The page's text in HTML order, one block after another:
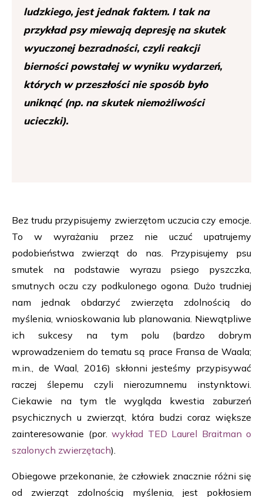
ludzkiego, jest jednak faktem. I tak na
przykład psy miewają depresję na skutek
wyuczonej bezradności, czyli reakcji
bierności powstałej w wyniku wydarzeń,
których w przeszłości nie sposób było
uniknąć (np. na skutek niemożliwości
ucieczki).
Bez trudu przypisujemy zwierzętom uczucia czy emocje.
To w wyrażaniu przez nie uczuć upatrujemy
podobieństwa zwierząt do nas. Przypisujemy psu
smutek na podstawie wyrazu psiego pyszczka,
smutnych oczu czy podkulonego ogona. Dużo trudniej
nam jednak obdarzyć zwierzęta zdolnością do
myślenia, wnioskowania lub planowania. Niewątpliwe
ich sukcesy na tym polu (bardzo dobrym
wprowadzeniem do tematu są prace Fransa de Waala;
m.in., de Waal, 2016) skłonni jesteśmy przypisywać
raczej ślepemu czyli nierozumnemu instynktowi.
Ciekawie na tym tle wygląda kwestia zaburzeń
psychicznych u zwierząt, która budzi coraz większe
zainteresowanie (por. wykład TED Laurel Braitman o
szalonych zwierzętach).
Obiegowe przekonanie, że człowiek znacznie różni się
od zwierząt zdolnością myślenia, jest pokłosiem